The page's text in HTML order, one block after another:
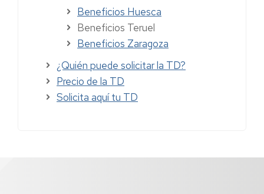
Beneficios Huesca
Beneficios Teruel
Beneficios Zaragoza
¿Quién puede solicitar la TD?
Precio de la TD
Solicita aquí tu TD